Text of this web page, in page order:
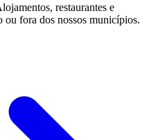
restaurantes e
ou fora dos nossos municípios.